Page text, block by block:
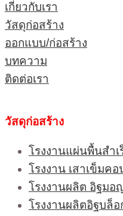
เกี่ยวกับเรา
วัสดุก่อสร้าง
ออกแบบ/ก่อสร้าง
บทความ
ติดต่อเรา
วัสดุก่อสร้าง
โรงงานแผ่นพื้นสำเ
โรงงาน เสาเข็มค
โรงงานผลิต อิฐมอ
โรงงานผลิตอิฐบล็อ